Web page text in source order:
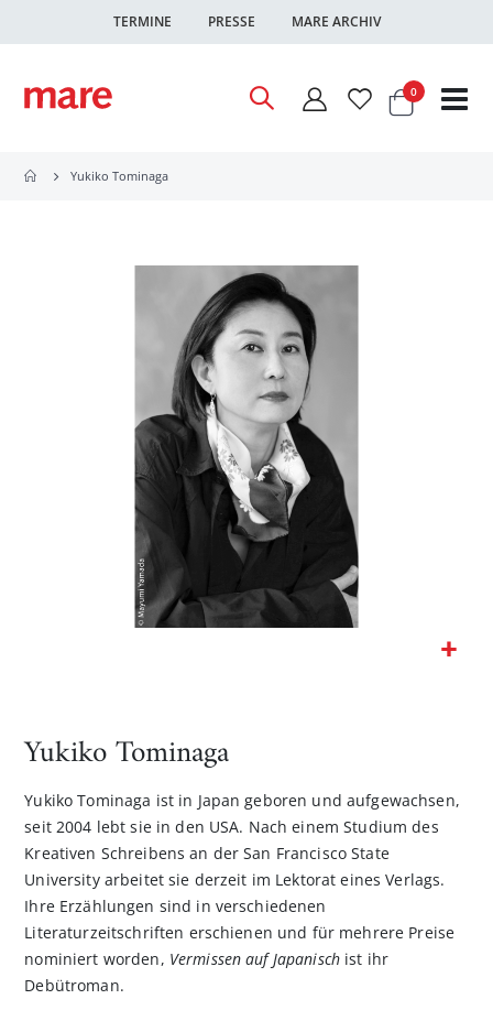
TERMINE PRESSE MARE ARCHIV
Warenkorb
0Artikel
Yukiko Tominaga
Bildgalerie
Yukiko Tominaga
Yukiko Tominaga ist in Japan geboren und aufgewachsen,
seit 2004 lebt sie in den USA. Nach einem Studium des
Kreativen Schreibens an der San Francisco State
University arbeitet sie derzeit im Lektorat eines Verlags.
Ihre Erzählungen sind in verschiedenen
Literaturzeitschriften erschienen und für mehrere Preise
nominiert worden, Vermissen auf Japanisch ist ihr
Debütroman.